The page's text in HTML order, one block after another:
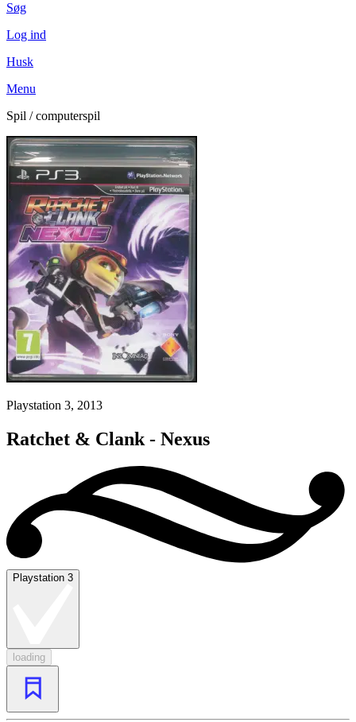
Søg
Log ind
Husk
Menu
Spil / computerspil
Playstation 3, 2013
Ratchet & Clank - Nexus
Playstation 3
loading